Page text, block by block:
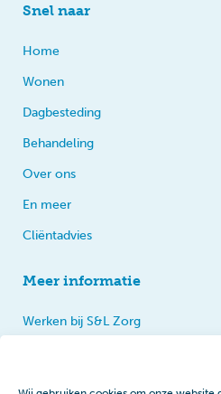
Snel naar
Home
Wonen
Dagbesteding
Behandeling
Over ons
En meer
Cliëntadvies
Meer informatie
Werken bij S&L Zorg